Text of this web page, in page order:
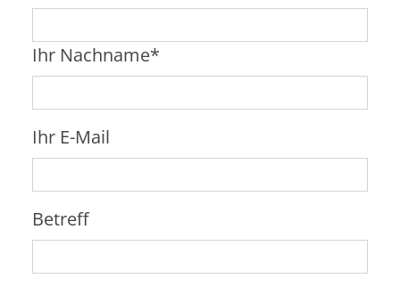
Ihr Nachname*
Ihr E-Mail
Betreff